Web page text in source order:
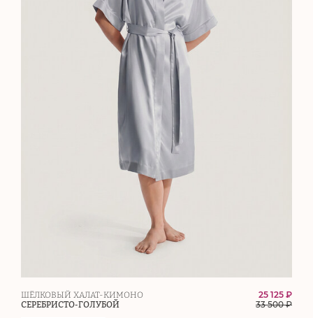
ШЁЛКОВЫЙ ХАЛАТ-КИМОНО
СЕРЕБРИСТО-ГОЛУБОЙ
25 125 ₽
33 500₽